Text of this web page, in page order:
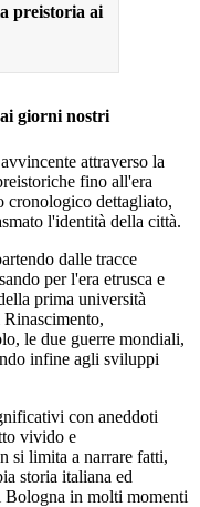
preistoria ai
giorni nostri
attraverso la
fino all'era
cronologico dettagliato,
l'identità della città.
dalle tracce
per l'era etrusca e
prima università
le due guerre mondiali,
infine agli sviluppi
con aneddoti
vivido e
si limita a narrare fatti,
storia italiana ed
Bologna in molti momenti